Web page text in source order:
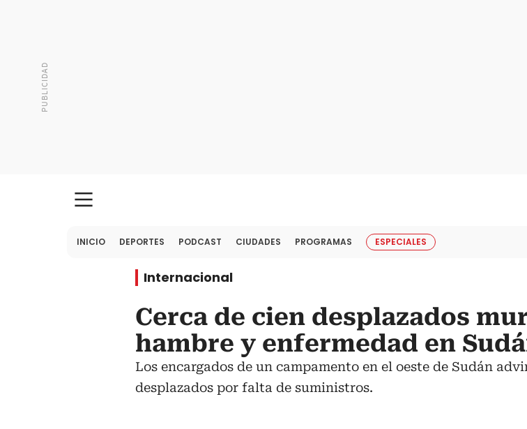
INICIO DEPORTES PODCAST CIUDADES PROGRAMAS ESPECIALES
Internacional
Cerca de cien desplazados
hambre y enfermedad en
Los encargados de un campamento en el oeste de Sudán
desplazados por falta de suministros.